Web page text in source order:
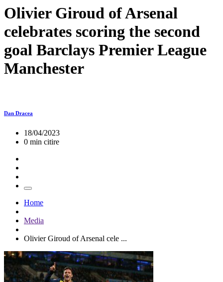
Olivier Giroud of Arsenal
celebrates scoring the second
goal Barclays Premier League
Manchester
Dan Dracea
18/04/2023
0 min citire
Home
Media
Olivier Giroud of Arsenal cele ...